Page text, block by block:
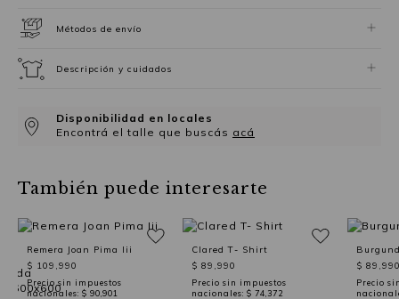
Métodos de envío
Descripción y cuidados
Disponibilidad en locales
Encontrá el talle que buscás acá
También puede interesarte
Remera Joan Pima Iii
$ 109,990
Precio sin impuestos
nacionales: $ 90,901
Clared T- Shirt
$ 89,990
Precio sin impuestos
nacionales: $ 74,372
$
Precio